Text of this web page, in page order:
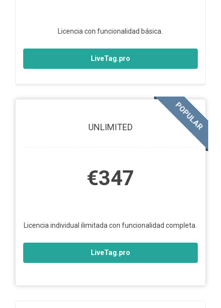
Licencia con funcionalidad básica.
LiveTag.pro
UNLIMITED
€347
Licencia individual ilimitada con funcionalidad completa.
LiveTag.pro
POPULAR